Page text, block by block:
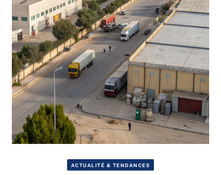
ACTUALITÉ & TENDANCES